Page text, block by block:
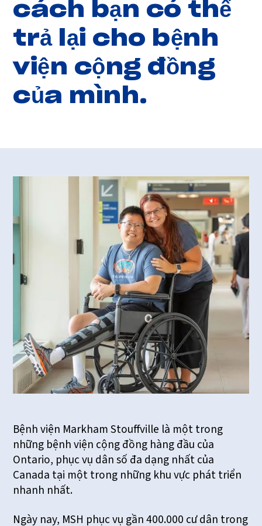
cách bạn có thể
trả lại cho bệnh
viện cộng đồng
của mình.
Bệnh viện Markham Stouffville là một trong
những bệnh viện cộng đồng hàng đầu của
Ontario, phục vụ dân số đa dạng nhất của
Canada tại một trong những khu vực phát triển
nhanh nhất.
Ngày nay, MSH phục vụ gần 400.000 cư dân trong